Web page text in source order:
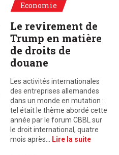
Economie
Le revirement de
Trump en matière
de droits de
douane
Les activités internationales
des entreprises allemandes
dans un monde en mutation :
tel était le thème abordé cette
année par le forum CBBL sur
le droit international, quatre
mois après…
Lire la suite